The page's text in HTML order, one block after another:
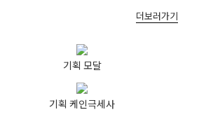
더보러가기
기획 모달
기획 케인극세사